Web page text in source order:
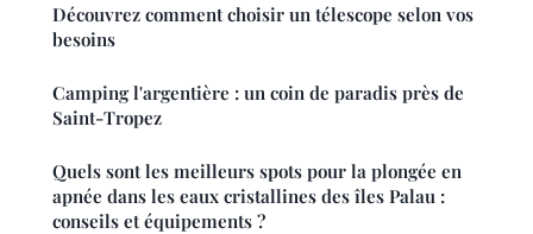
Découvrez comment choisir un télescope selon vos
besoins
Camping l'argentière : un coin de paradis près de
Saint-Tropez
Quels sont les meilleurs spots pour la plongée en
apnée dans les eaux cristallines des îles Palau :
conseils et équipements ?